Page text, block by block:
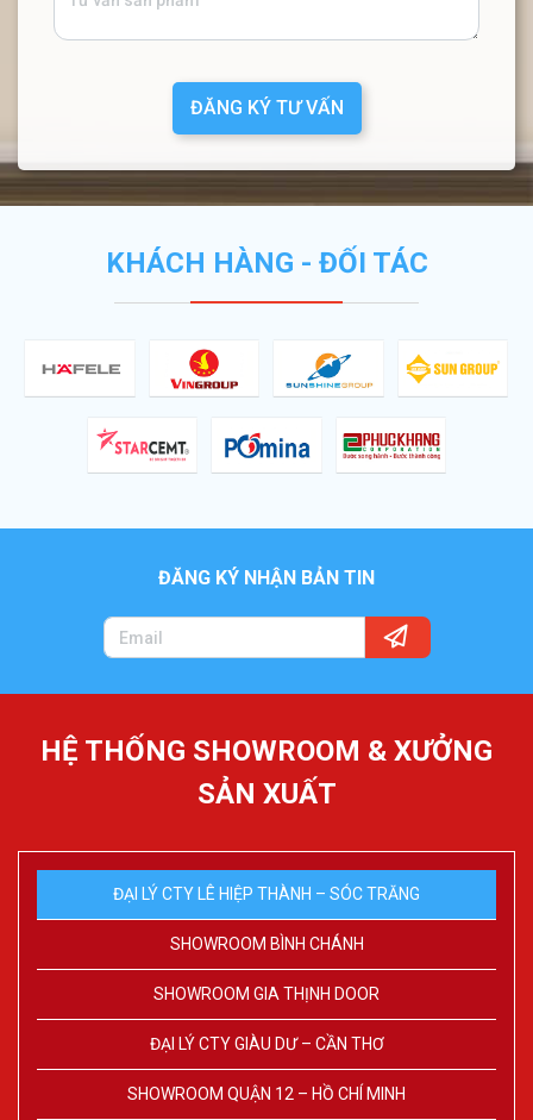
ĐĂNG KÝ TƯ VẤN
KHÁCH HÀNG - ĐỐI TÁC
ĐĂNG KÝ NHẬN BẢN TIN
HỆ THỐNG SHOWROOM & XƯỞNG
SẢN XUẤT
ĐẠI LÝ CTY LÊ HIỆP THÀNH – SÓC TRĂNG
SHOWROOM BÌNH CHÁNH
SHOWROOM GIA THỊNH DOOR
ĐẠI LÝ CTY GIÀU DƯ – CẦN THƠ
SHOWROOM QUẬN 12 – HỒ CHÍ MINH